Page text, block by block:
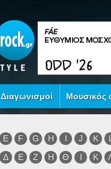
Διαγωνισμοί Μουσικός
E F G H I J K L
Δ Ε Ζ Η Θ Ι Κ